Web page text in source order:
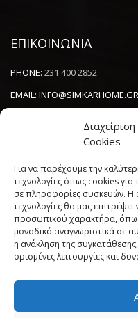
Cookies
Για να παρέχουμε την
τεχνολογίες όπως cookies
σε πληροφορίες συσκευών. Η
τεχνολογίες θα μας
προσωπικού χαρακτήρα,
μοναδικά αναγνωριστικά σε
η ανάκληση της
ορισμένες λειτουργίες και
ΕΠΙΚΟΙΝΩΝΙΑ
PHONE: 231 400 2852
EMAIL: INFO@SIMKARHOME.GR
NEWSLETTER
----------------------
Πολιτική Cookies (ΕΕ)